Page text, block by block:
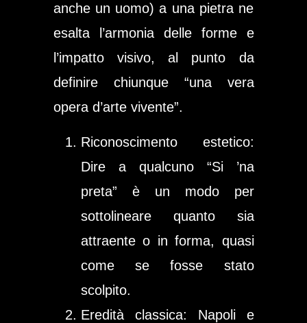
anche un uomo) a una pietra ne
esalta
l’armonia delle formee
l’impatto visivo, al punto da
definire chiunque “una vera
opera d’arte vivente”.
Riconoscimento estetico:
Dire a qualcuno “Si ’na
preta” è un modo per
sottolineare quanto sia
attraente o in forma, quasi
come se fosse stato
scolpito.
Eredità classica: Napoli e